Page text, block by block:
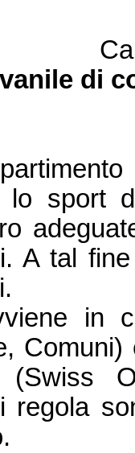
di
lo sport
A tal
in
(Swiss
regola